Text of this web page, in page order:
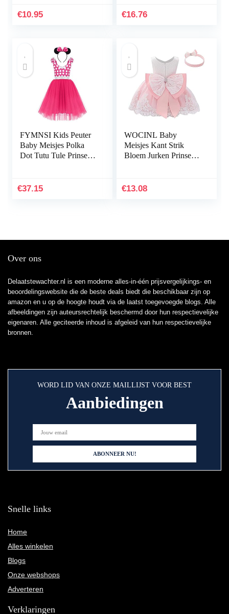
Feestjurk
€10.95
Casual Party
€16.76
FYMNSI Kids Peuter
Baby Meisjes Polka
Dot Tutu Tule Prinses
Aankleden met
€37.15
WOCINL Baby
Meisjes Kant Strik
Bloem Jurken Prinses
Christening Tutu Jurk
€13.08
Over ons
Delaatstewachter.nl is een moderne alles-in-één prijsvergelijkings- en
beoordelingswebsite die de beste deals biedt die beschikbaar zijn op
amazon en u op de hoogte houdt via de laatst toegevoegde blogs. Alle
afbeeldingen zijn auteursrechtelijk beschermd door hun respectievelijke
eigenaren. Alle geciteerde inhoud is afgeleid van hun respectievelijke
bronnen.
WORD LID VAN ONZE MAILLIJST VOOR BEST
Aanbiedingen
Snelle links
Home
Alles winkelen
Blogs
Onze webshops
Adverteren
Verklaringen